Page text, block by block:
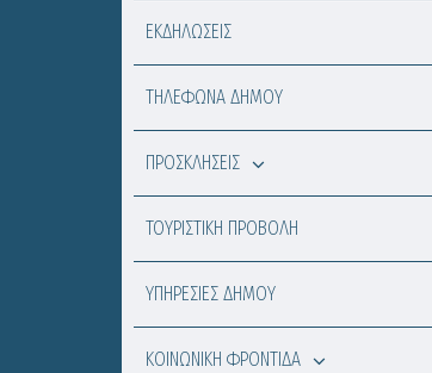
ΕΚΔΗΛΩΣΕΙΣ
ΤΗΛΕΦΩΝΑ ΔΗΜΟΥ
ΠΡΟΣΚΛΗΣΕΙΣ
ΤΟΥΡΙΣΤΙΚΗ ΠΡΟΒΟΛΗ
ΥΠΗΡΕΣΙΕΣ ΔΗΜΟΥ
ΚΟΙΝΩΝΙΚΗ ΦΡΟΝΤΙΔΑ